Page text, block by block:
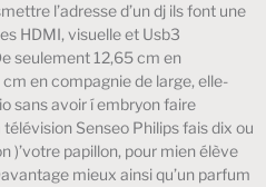
l’adresse d’un dj ils font une
HDMI, visuelle et Usb3
seulement 12,65 cm en
en compagnie de large, elle-
sans avoir í embryon faire
Senseo Philips fais dix ou
)’votre papillon, pour mien élève
mieux ainsi qu’un parfum